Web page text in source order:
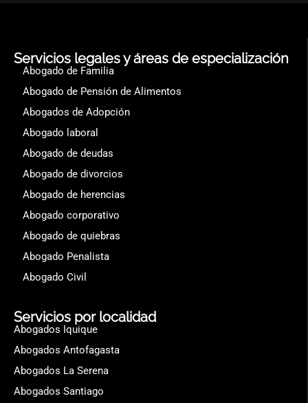
Servicios legales y áreas de especialización
Abogado de Familia
Abogado de Pensión de Alimentos
Abogados de Adopción
Abogado laboral
Abogado de deudas
Abogado de divorcios
Abogado de herencias
Abogado corporativo
Abogado de quiebras
Abogado Penalista
Abogado Civil
Servicios por localidad
Abogados Iquique
Abogados Antofagasta
Abogados La Serena
Abogados Santiago